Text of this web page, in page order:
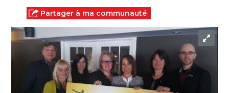
Partager à ma communauté